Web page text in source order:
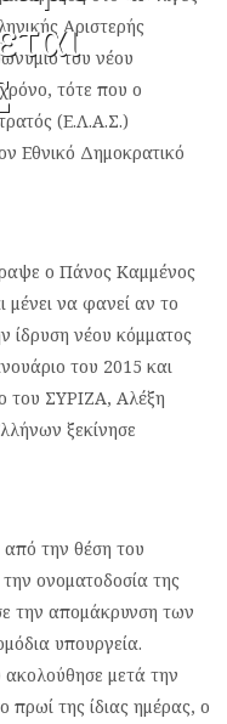
Αριστερής
του νέου
τότε που ο
(Ε.Λ.Α.Σ.)
Εθνικό Δημοκρατικό
ο Πάνος Καμμένος
μένει να φανεί αν το
ίδρυση νέου κόμματος
του 2015 και
του ΣΥΡΙΖΑ, Αλέξη
ξεκίνησε
από την θέση του
ονοματοδοσία της
την απομάκρυνση των
υπουργεία.
ακολούθησε μετά την
πρωί της ίδιας ημέρας, ο